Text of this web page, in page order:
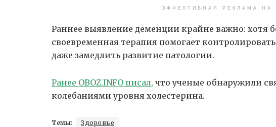
ЭФФЕКТИВНАЯ РЕКЛАМА НА
Раннее выявление деменции крайне важно: хотя
своевременная терапия помогает
даже замедлить развитие патологии.
Ранее OBOZ.INFO писал, что ученые обнаружили
колебаниями уровня холестерина.
Темы: Здоровье